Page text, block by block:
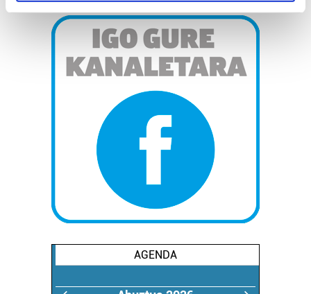
Find out more about how your personal data is processed
and set your preferences in the
details section
Guk eta gure bazkideek zure datu pertsonalak
teknologia erabiliz, cookieak adibidez, iragarki eta eduki
pertsonalizatuak eskaintzeko, iragarkiak eta edukia
neurtzeko, jendeari buruzko informazioa biltzeko eta
produktuak garatzeko. Zure datuak nork eta zertarako
erabiltzen dituen hauta dezakezu.
Bazkide batzuek ez dizute baimenik eskatzen, eta beren
interes komertzial legitimoetan babesten dira. Ikusi gure
duten interes legitimoa eta horren aurka nola egin
dezakezun ikusteko.
AGENDA